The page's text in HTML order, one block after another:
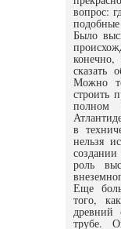
вопрос:
Было
сказать
Можно
строить
полном
в
нельзя
роль
Еще
того,
древний
трубе.